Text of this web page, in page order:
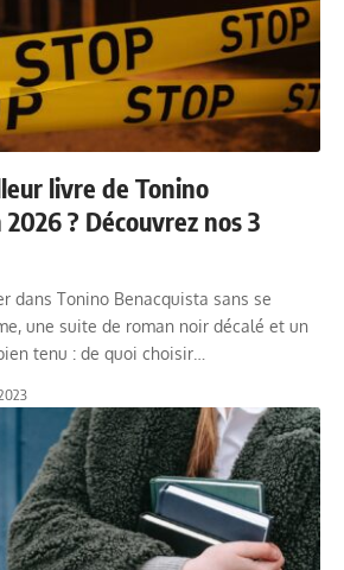
livre de Tonino
? Découvrez nos 3
dans Tonino Benacquista sans se
une suite de roman noir décalé et un
tenu : de quoi choisir…